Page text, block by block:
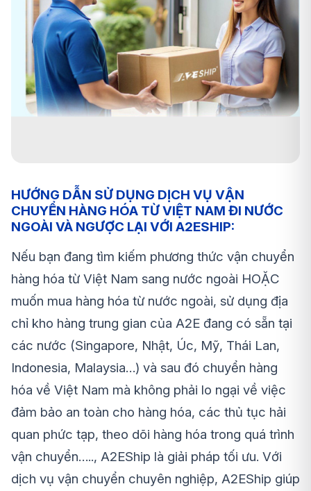
HƯỚNG DẪN SỬ DỤNG DỊCH VỤ VẬN
CHUYỂN HÀNG HÓA TỪ VIỆT NAM ĐI NƯỚC
NGOÀI VÀ NGƯỢC LẠI VỚI A2ESHIP:
Nếu bạn đang tìm kiếm phương thức vận chuyển
hàng hóa từ Việt Nam sang nước ngoài HOẶC
muốn mua hàng hóa từ nước ngoài, sử dụng địa
chỉ kho hàng trung gian của A2E đang có sẵn tại
các nước (Singapore, Nhật, Úc, Mỹ, Thái Lan,
Indonesia, Malaysia…) và sau đó chuyển hàng
hóa về Việt Nam mà không phải lo ngại về việc
đảm bảo an toàn cho hàng hóa, các thủ tục hải
quan phức tạp, theo dõi hàng hóa trong quá trình
vận chuyển….., A2EShip là giải pháp tối ưu. Với
dịch vụ vận chuyển chuyên nghiệp, A2EShip giúp